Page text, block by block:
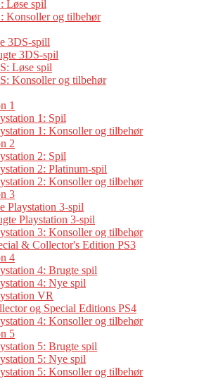
Løse spil
Konsoller og tilbehør
3DS-spill
3DS-spil
Løse spil
Konsoller og tilbehør
1
1: Spil
1: Konsoller og tilbehør
2
2: Spil
2: Platinum-spil
2: Konsoller og tilbehør
3
Playstation 3-spil
Playstation 3-spil
3: Konsoller og tilbehør
& Collector's Edition PS3
4
4: Brugte spil
4: Nye spil
VR
og Special Editions PS4
4: Konsoller og tilbehør
5
5: Brugte spil
5: Nye spil
5: Konsoller og tilbehør